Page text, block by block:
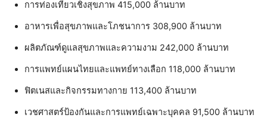
การท่องเที่ยวเชิงสุขภาพ 415,000 ล้านบาท
อาหารเพื่อสุขภาพและโภชนาการ 308,900 ล้านบาท
ผลิตภัณฑ์ดูแลสุขภาพและความงาม 242,000 ล้านบาท
การแพทย์แผนไทยและแพทย์ทางเลือก 118,000 ล้านบาท
ฟิตเนสและกิจกรรมทางกาย 113,400 ล้านบาท
เวชศาสตร์ป้องกันและการแพทย์เฉพาะบุคคล 91,500 ล้านบาท